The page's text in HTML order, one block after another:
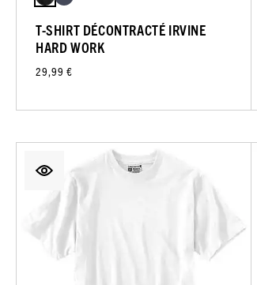
T-SHIRT DÉCONTRACTÉ IRVINE
HARD WORK
29,99 €